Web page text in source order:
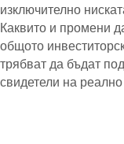
изключително
Каквито и промени
общото
трябват да бъдат
свидетели на